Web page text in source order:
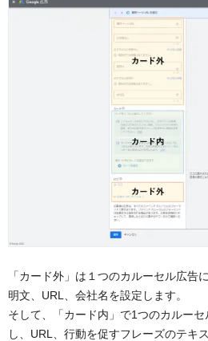
「カード外」は１つのカルーセル広告
明文、URL、会社名を設定します。
そして、「カード内」で1つのカルー
し、URL、行動を促すフレーズのテキ